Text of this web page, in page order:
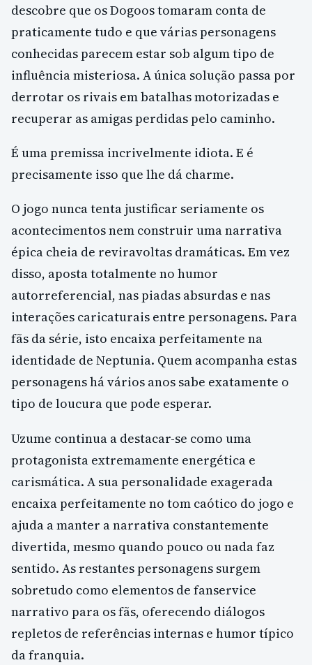
descobre que os Dogoos tomaram conta de
praticamente tudo e que várias personagens
conhecidas parecem estar sob algum tipo de
influência misteriosa. A única solução passa por
derrotar os rivais em batalhas motorizadas e
recuperar as amigas perdidas pelo caminho.
É uma premissa incrivelmente idiota. E é
precisamente isso que lhe dá charme.
O jogo nunca tenta justificar seriamente os
acontecimentos nem construir uma narrativa
épica cheia de reviravoltas dramáticas. Em vez
disso, aposta totalmente no humor
autorreferencial, nas piadas absurdas e nas
interações caricaturais entre personagens. Para
fãs da série, isto encaixa perfeitamente na
identidade de Neptunia. Quem acompanha estas
personagens há vários anos sabe exatamente o
tipo de loucura que pode esperar.
Uzume continua a destacar-se como uma
protagonista extremamente energética e
carismática. A sua personalidade exagerada
encaixa perfeitamente no tom caótico do jogo e
ajuda a manter a narrativa constantemente
divertida, mesmo quando pouco ou nada faz
sentido. As restantes personagens surgem
sobretudo como elementos de fanservice
narrativo para os fãs, oferecendo diálogos
repletos de referências internas e humor típico
da franquia.